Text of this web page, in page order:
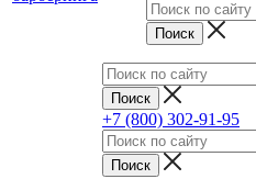
+7 (800) 302-91-95